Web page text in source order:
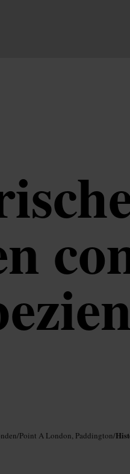
/Point A London, Paddington/